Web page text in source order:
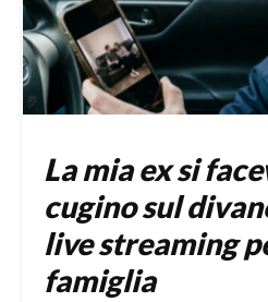
La mia ex si
cugino sul
live streaming
famiglia